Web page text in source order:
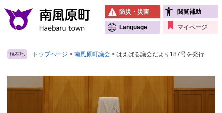
メニューを飛ばして本文へ
防災・災害 閲覧補助
Language マイページ
現在地 トップページ > 南風原町議会 > はえばる議会だより187号を発行